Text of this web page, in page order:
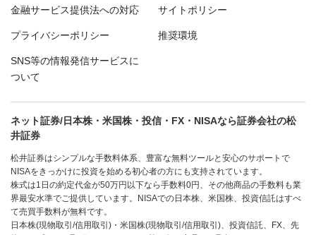
金融サービス提供法への対応 サイトポリシー
プライバシーポリシー 推奨環境
SNS等の情報発信サービスに
ついて
ネット証券/日本株・米国株・投信・FX・NISAなら証券会社の松
井証券
松井証券はシンプルな手数料体系、豊富な無料ツールと安心のサポートで
NISAをきっかけに投資を始める初心者の方にも支持されています。
株式は1日の約定代金が50万円以下なら手数料0円、その他商品の手数料も業
界最安水準でご提供しています。NISAでの日本株、米国株、投資信託はすべ
て売買手数料が無料です。
日本株(現物取引/信用取引)・米国株(現物取引/信用取引)、投資信託、FX、先